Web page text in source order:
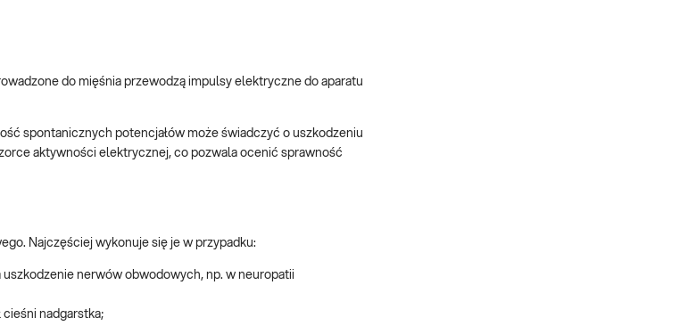
do mięśnia przewodzą impulsy elektryczne do aparatu
spontanicznych potencjałów może świadczyć o uszkodzeniu
aktywności elektrycznej, co pozwala ocenić sprawność
Najczęściej wykonuje się je w przypadku:
uszkodzenie nerwów obwodowych, np. w neuropatii
cieśni nadgarstka;